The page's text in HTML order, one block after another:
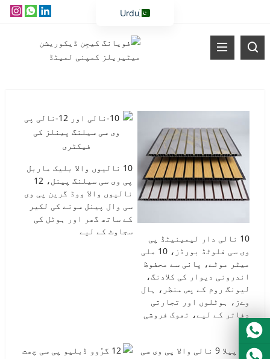
10 نالیوں والا بلیک ماربل
پی وی سی سیلنگ پینل، 12
نالیوں والا ووڈ گرین پی وی
سی وال پینل سونے کی لکیر
کے ساتھ گھر اور ہوٹل کی
سجاوٹ کے لیے
10 نالی دار لیمینیٹڈ پی
وی سی فلوٹڈ بورڈز، 10 ملی
میٹر موٹے، پانی سے محفوظ
اندرونی دیوار کی کلادنگ،
لیونگ روم کے پس منظر، ہال
وےز، ہوٹلوں اور تجارتی
دفاتر کے لیے، تھوک فروشی
Urdu
Malay
Indonesian
Korean
Bengali
Arabic
Uzbek
Spanish
Turkish
Japanese